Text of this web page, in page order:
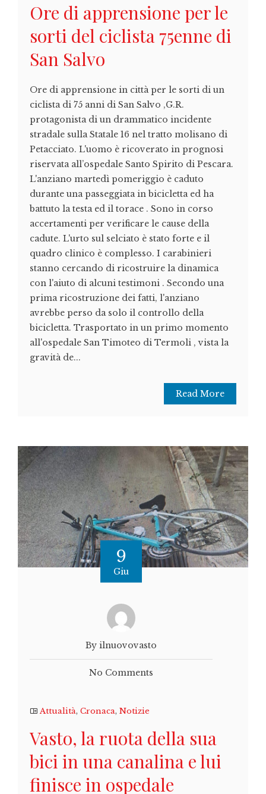
Ore di apprensione per le
sorti del ciclista 75enne di
San Salvo
Ore di apprensione in città per le sorti di un
ciclista di 75 anni di San Salvo ,G.R.
protagonista di un drammatico incidente
stradale sulla Statale 16 nel tratto molisano di
Petacciato. L'uomo è ricoverato in prognosi
riservata all’ospedale Santo Spirito di Pescara.
L'anziano martedì pomeriggio è caduto
durante una passeggiata in bicicletta ed ha
battuto la testa ed il torace . Sono in corso
accertamenti per verificare le cause della
cadute. L'urto sul selciato è stato forte e il
quadro clinico è complesso. I carabinieri
stanno cercando di ricostruire la dinamica
con l'aiuto di alcuni testimoni . Secondo una
prima ricostruzione dei fatti, l'anziano
avrebbe perso da solo il controllo della
bicicletta. Trasportato in un primo momento
all'ospedale San Timoteo di Termoli , vista la
gravità de...
Read More
9
Giu
By ilnuovovasto
No Comments
Attualità, Cronaca, Notizie
Vasto, la ruota della sua
bici in una canalina e lui
finisce in ospedale